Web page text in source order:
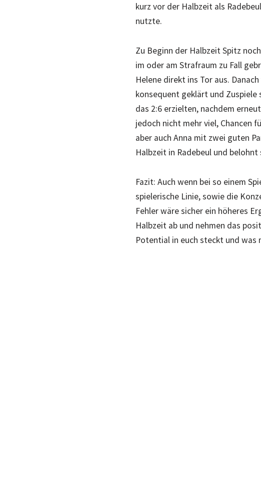
kurz vor der Halbzeit als
nutzte.
Zu Beginn der Halbzeit Spitz
im oder am Strafraum zu Fall
Helene direkt ins Tor aus.
konsequent geklärt und Zuspiele
das 2:6 erzielten, nachdem
jedoch nicht mehr viel, Chancen
aber auch Anna mit zwei guten
Halbzeit in Radebeul und
Fazit: Auch wenn bei so einem
spielerische Linie, sowie die
Fehler wäre sicher ein höheres
Halbzeit ab und nehmen das
Potential in euch steckt und was